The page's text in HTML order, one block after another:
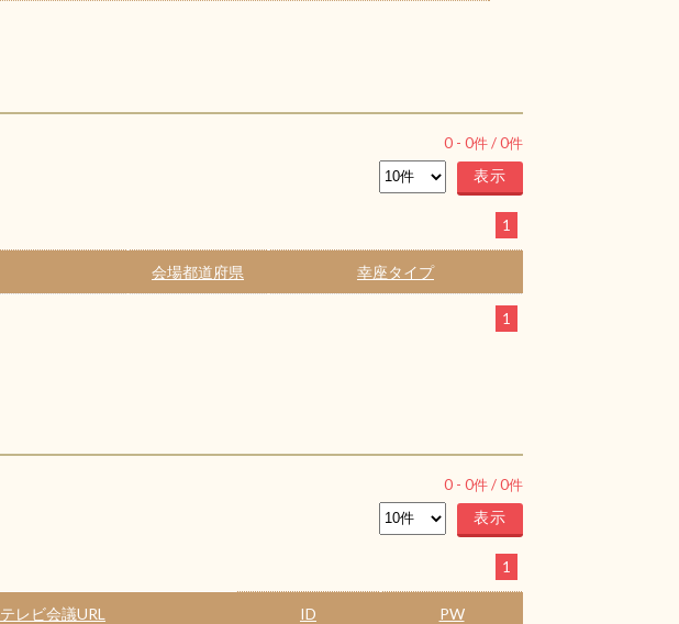
0 - 0件 /0件
1
会場都道府県 幸座タイプ
1
0 - 0件 /0件
1
テレビ会議URL ID PW